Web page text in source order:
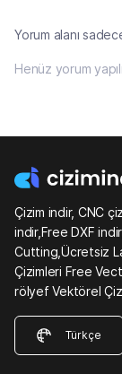
Yorum alanı
Henüz yorum
Çizim indir, CNC
indir,Free DXF
Cutting,Ücretsiz
Çizimleri Free
rölyef Vektörel
Türkçe